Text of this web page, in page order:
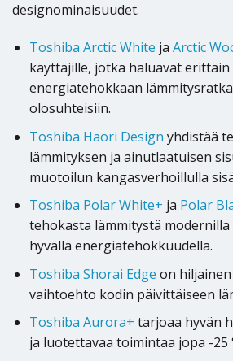
designominaisuudet.
Toshiba Arctic White ja Arctic
käyttäjille, jotka haluavat
energiatehokkaan
olosuhteisiin.
Toshiba Haori Design yhdistää
lämmityksen ja ainutlaatuisen
muotoilun kangasverhoillulla
Toshiba Polar White+ ja Polar
tehokasta lämmitystä
hyvällä energiatehokkuudella.
Toshiba Shorai Edge on
vaihtoehto kodin päivittäiseen
Toshiba Aurora+ tarjoaa hyvän
ja luotettavaa toimintaa jopa -25